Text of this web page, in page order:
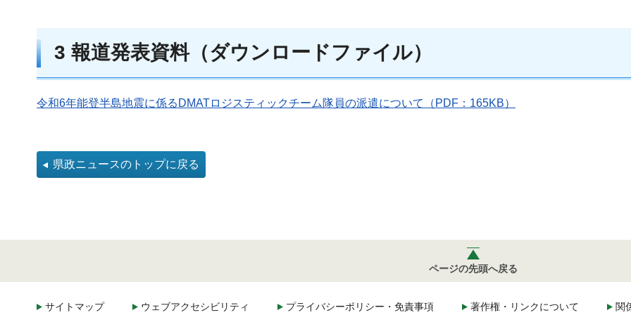
3 報道発表資料（ダウンロードファイル）
令和6年能登半島地震に係るDMATロジスティックチーム隊員の派遣について（PDF：165KB）
県政ニュースのトップに戻る
ページの先頭へ戻る
サイトマップ ウェブアクセシビリティ プライバシーポリシー・免責事項 著作権・リンクについて 関